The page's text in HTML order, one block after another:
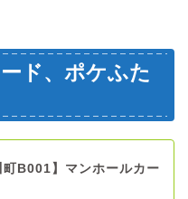
ド、ポケふた
町B001】マンホールカー